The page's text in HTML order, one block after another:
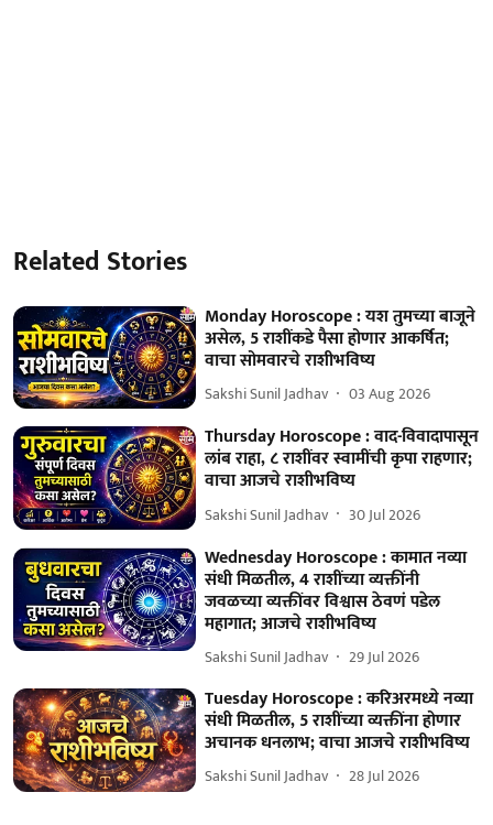
Related Stories
Monday Horoscope : यश तुमच्या बाजूने
असेल, 5 राशींकडे पैसा होणार आकर्षित;
वाचा सोमवारचे राशीभविष्य
Sakshi Sunil Jadhav 03 Aug 2026
Thursday Horoscope : वाद-विवादापासून
लांब राहा, ८ राशींवर स्वामींची कृपा राहणार;
वाचा आजचे राशीभविष्य
Sakshi Sunil Jadhav 30 Jul 2026
Wednesday Horoscope : कामात नव्या
संधी मिळतील, 4 राशींच्या व्यक्तींनी
जवळच्या व्यक्तींवर विश्वास ठेवणं पडेल
महागात; आजचे राशीभविष्य
Sakshi Sunil Jadhav 29 Jul 2026
Tuesday Horoscope : करिअरमध्ये नव्या
संधी मिळतील, 5 राशींच्या व्यक्तींना होणार
अचानक धनलाभ; वाचा आजचे राशीभविष्य
Sakshi Sunil Jadhav 28 Jul 2026